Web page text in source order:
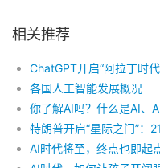
相关推荐
各国人工智能发展概况
特朗普开启“星际之门”：
AI时代将至，终点也即起